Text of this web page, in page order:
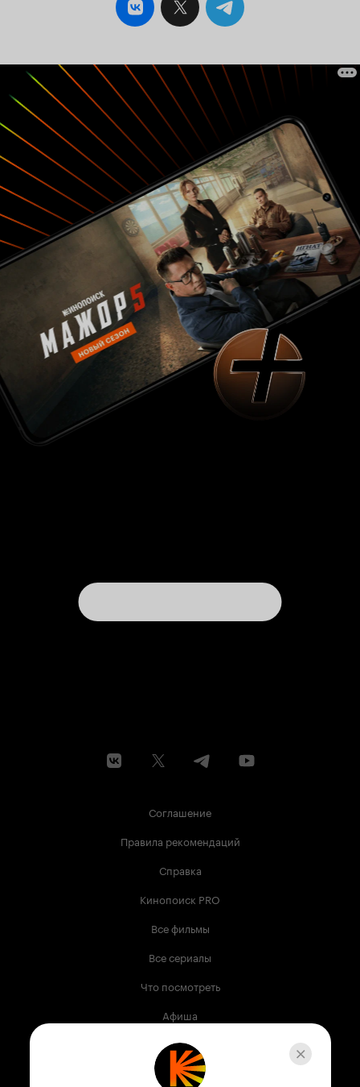
Соглашение
Правила рекомендаций
Справка
Кинопоиск PRO
Все фильмы
Все сериалы
Что посмотреть
Афиша
Музыка
Телепрограмма